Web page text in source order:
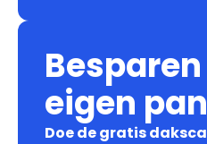
eigen
Doe de gratis